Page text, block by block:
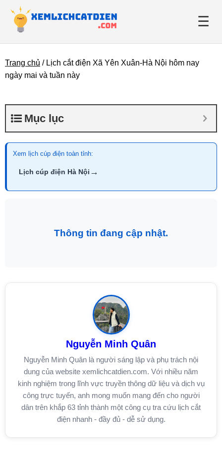
☰
Giới thiệu
Tin tức
Trang chủ / Lịch cắt điện Xã Yên Xuân-Hà Nội hôm nay
ngày mai và tuần này
Mục lục
Xem lịch cúp điện toàn tỉnh:
Lịch cúp điện Hà Nội →
Thông tin đang cập nhật.
Nguyễn Minh Quân
Nguyễn Minh Quân là người sáng lập và phụ trách nội
dung của website xemlichcatdien.com. Với nhiều năm
kinh nghiệm trong lĩnh vực truyền thông dữ liệu và dịch vụ
công trực tuyến, anh mong muốn mang đến cho người
dân trên khắp 63 tỉnh thành một công cụ tra cứu lịch cắt
điện nhanh - đầy đủ - dễ sử dụng.